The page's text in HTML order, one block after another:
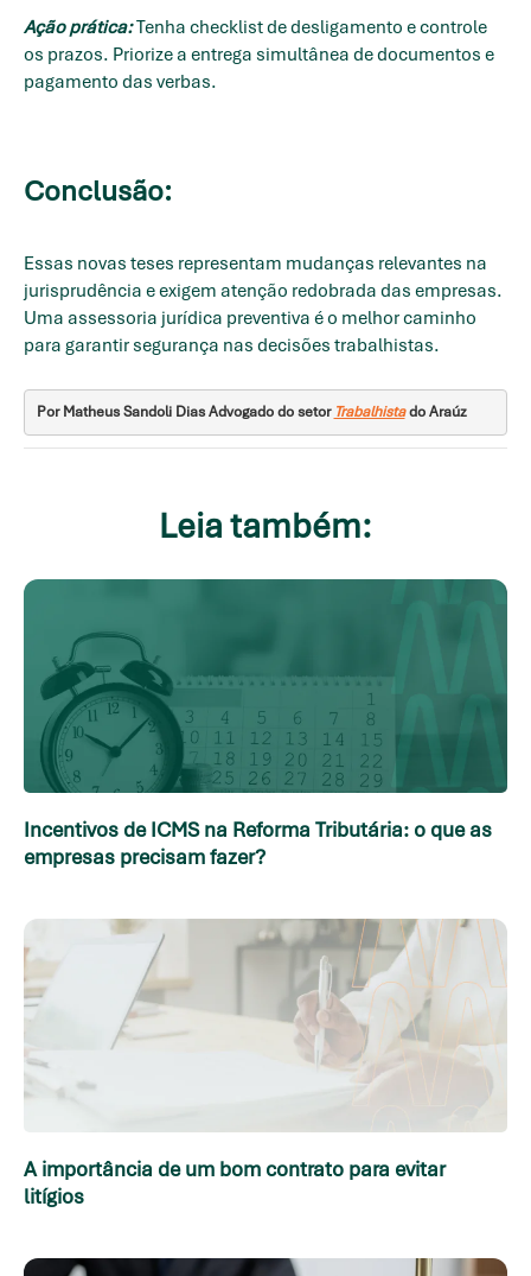
Ação prática:Tenha checklist de desligamento e controle
os prazos. Priorize a entrega simultânea de documentos e
pagamento das verbas.
Conclusão:
Essas novas teses representam mudanças relevantes na
jurisprudência e exigem atenção redobrada das empresas.
Uma assessoria jurídica preventiva é o melhor caminho
para garantir segurança nas decisões trabalhistas.
Por Matheus Sandoli Dias Advogado do setor Trabalhista do Araúz
Leia também:
Incentivos de ICMS na Reforma Tributária: o que as
empresas precisam fazer?
A importância de um bom contrato para evitar
litígios